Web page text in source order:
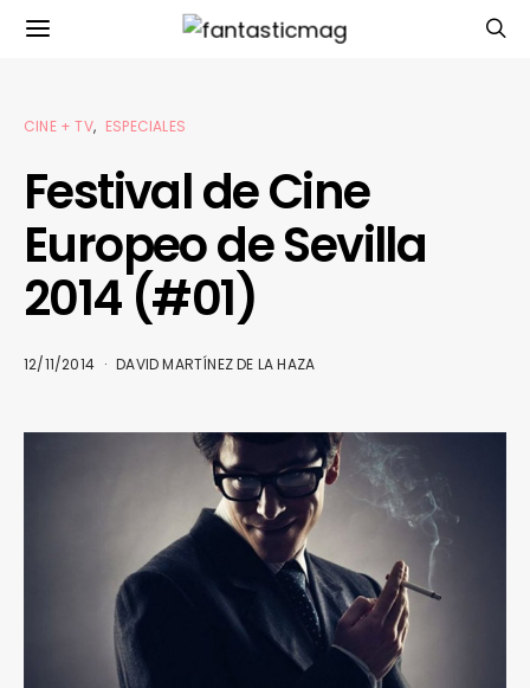
CINE + TV ESPECIALES
Festival de Cine
Europeo de Sevilla
2014 (#01)
12/11/2014 DAVID MARTÍNEZ DE LA HAZA